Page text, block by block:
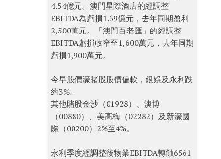
4.54億元。澳門星際酒店的經調整
EBITDA為虧損1.69億元，去年同期盈利
2,500萬元。「澳門百老匯」的經調整
EBITDA虧損收窄至1,600萬元，去年同期
虧損1,900萬元。
今早股價濠賭股股價偏軟，銀娛及永利跌
約3%。
其他賭股金沙（01928）、澳博
（00880）、美高梅（02282）及新濠國
際（00200）2%至4%。
永利季度經調整後物業EBITDA轉蝕6561